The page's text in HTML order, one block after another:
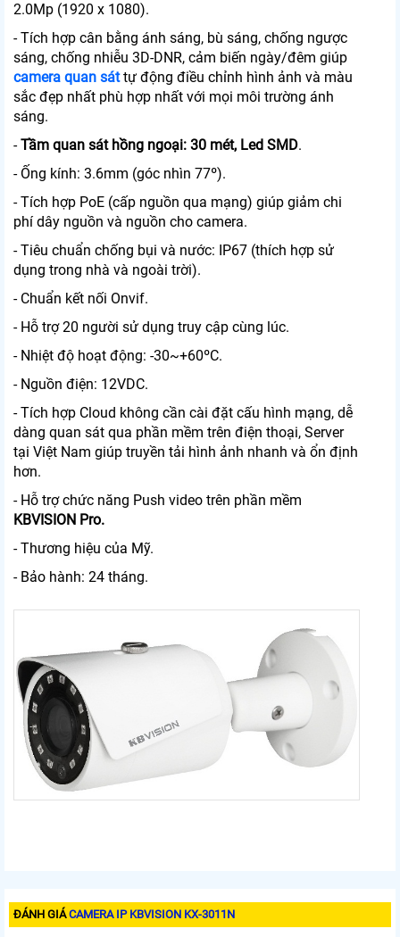
2.0Mp (1920 x 1080).
- Tích hợp cân bằng ánh sáng, bù sáng, chống ngược
sáng, chống nhiễu 3D-DNR, cảm biến ngày/đêm giúp
camera quan sáttự động điều chỉnh hình ảnh và màu
sắc đẹp nhất phù hợp nhất với mọi môi trường ánh
sáng.
-Tầm quan sát hồng ngoại: 30 mét, Led SMD.
- Ống kính: 3.6mm (góc nhìn 77º).
- Tích hợp PoE (cấp nguồn qua mạng) giúp giảm chi
phí dây nguồn và nguồn cho camera.
- Tiêu chuẩn chống bụi và nước: IP67 (thích hợp sử
dụng trong nhà và ngoài trời).
- Chuẩn kết nối Onvif.
- Hỗ trợ 20 người sử dụng truy cập cùng lúc.
- Nhiệt độ hoạt động: -30~+60ºC.
- Nguồn điện: 12VDC.
- Tích hợp Cloud không cần cài đặt cấu hình mạng, dễ
dàng quan sát qua phần mềm trên điện thoại, Server
tại Việt Nam giúp truyền tải hình ảnh nhanh và ổn định
hơn.
- Hỗ trợ chức năng Push video trên phần mềm
KBVISION Pro.
- Thương hiệu của Mỹ.
- Bảo hành: 24 tháng.
ĐÁNH GIÁCAMERA IP KBVISION KX-3011N